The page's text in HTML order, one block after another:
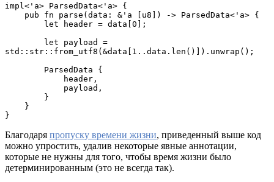
impl<'a> ParsedData<'a> {
    pub fn parse(data: &'a [u8]) -> ParsedData<'a> {
        let header = data[0];
std::str::from_utf8(&data[1..data.len()]).unwrap();
        ParsedData {
            header,
            payload,
        }
    }
}
Благодаря пропуску времени жизни, приведенный выше код
можно упростить, удалив некоторые явные аннотации,
которые не нужны для того, чтобы время жизни было
детерминированным (это не всегда так).